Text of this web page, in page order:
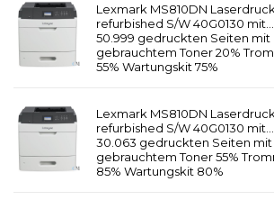
Lexmark MS810DN
refurbished S/W 40G0130 mit
50.999 gedruckten Seiten mit
gebrauchtem Toner 20%
55% Wartungskit 75%
Lexmark MS810DN
refurbished S/W 40G0130 mit
30.063 gedruckten Seiten mit
gebrauchtem Toner 55%
85% Wartungskit 80%